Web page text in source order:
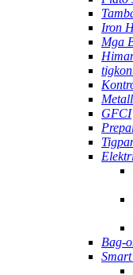
Iron
Mga
GFCI
Bag-